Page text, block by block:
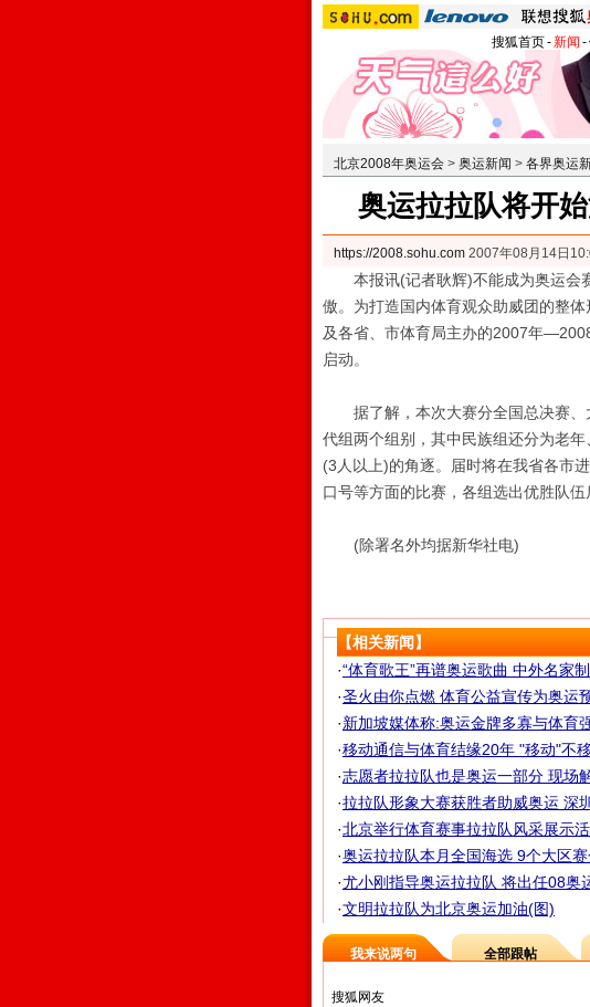
搜狐首页-新闻 -
北京2008年奥运会 > 奥运新闻 > 各界奥运
奥运拉拉队将开
https://2008.sohu.com 2007年08月14日
本报讯(记者耿辉)不能成为奥运会
傲。为打造国内体育观众助威团的整
及各省、市体育局主办的2007年
启动。
据了解，本次大赛分全国总决赛、
代组两个组别，其中民族组还分为老
(3人以上)的角逐。届时将在我省各市
口号等方面的比赛，各组选出优胜队伍
(除署名外均据新华社电)
【相关新闻】
·“体育歌王”再谱奥运歌曲 中外名家
·圣火由你点燃 体育公益宣传为奥运
·新加坡媒体称:奥运金牌多寡与体育
·移动通信与体育结缘20年 "移动"不移
·志愿者拉拉队也是奥运一部分 现场
·拉拉队形象大赛获胜者助威奥运 深
·北京举行体育赛事拉拉队风采展示
·奥运拉拉队本月全国海选 9个大区赛
·尤小刚指导奥运拉拉队 将出任08奥
·文明拉拉队为北京奥运加油(图)
我来说两句 全部跟帖